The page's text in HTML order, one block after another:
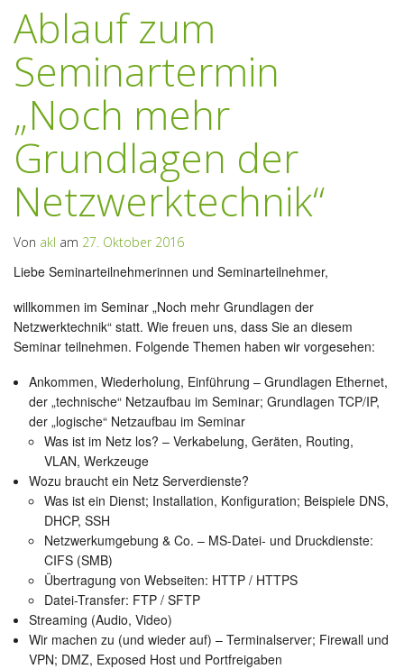
Ablauf zum
Seminartermin
„Noch mehr
Grundlagen der
Netzwerktechnik“
Von akl am 27. Oktober 2016
Liebe Seminarteilnehmerinnen und Seminarteilnehmer,
willkommen im Seminar „Noch mehr Grundlagen der
Netzwerktechnik“ statt. Wie freuen uns, dass Sie an diesem
Seminar teilnehmen. Folgende Themen haben wir vorgesehen:
Ankommen, Wiederholung, Einführung – Grundlagen Ethernet,
der „technische“ Netzaufbau im Seminar; Grundlagen TCP/IP,
der „logische“ Netzaufbau im Seminar
Was ist im Netz los? – Verkabelung, Geräten, Routing,
VLAN, Werkzeuge
Wozu braucht ein Netz Serverdienste?
Was ist ein Dienst; Installation, Konfiguration; Beispiele DNS,
DHCP, SSH
Netzwerkumgebung & Co. – MS-Datei- und Druckdienste:
CIFS (SMB)
Übertragung von Webseiten: HTTP / HTTPS
Datei-Transfer: FTP / SFTP
Streaming (Audio, Video)
Wir machen zu (und wieder auf) – Terminalserver; Firewall und
VPN; DMZ, Exposed Host und Portfreigaben